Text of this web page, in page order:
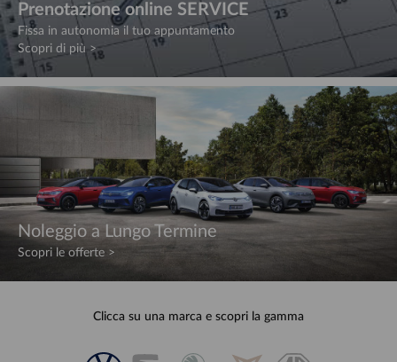
Prenotazione online SERVICE
Fissa in autonomia il tuo appuntamento
Scopri di più >
Noleggio a Lungo Termine
Scopri le offerte >
Clicca su una marca e scopri la gamma